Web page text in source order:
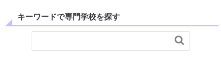
キーワードで専門学校を探す
